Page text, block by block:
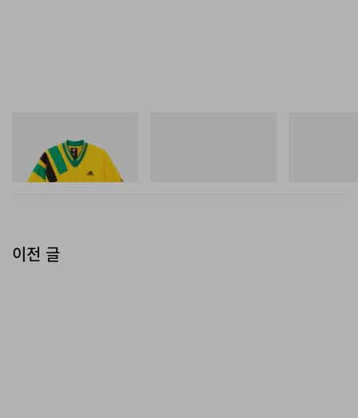
제목 미정인 New York Knicks 다큐 시리즈는 현재 제작
중이며, HBO를 통한 스트리밍 및 방송 공개 일정은 추후
공식 발표될 예정이다.
@a24
Adidas Originals X Brain
Dead Disney Football Jersey
쇼핑하기
이전 글